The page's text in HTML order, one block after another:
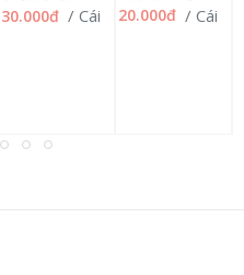
Dài
30.000đ / Cái
Nhiều Mẫu
20.000đ / Cái